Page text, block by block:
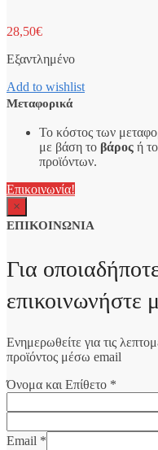
28,50€
Εξαντλημένο
Add to wishlist
Μεταφορικά
Το κόστος των
με βάση το βάρος ή
προϊόντων.
Επικοινωνία!
×
ΕΠΙΚΟΙΝΩΝΙΑ
Για
επικοινωνήστε
Ενημερωθείτε για τις
προϊόντος μέσω email
Όνομα και Επίθετο *
Email *